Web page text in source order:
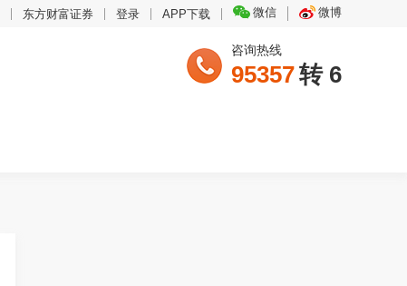
东方财富证券 登录 APP下载 微信 微博
咨询热线
95357转 6